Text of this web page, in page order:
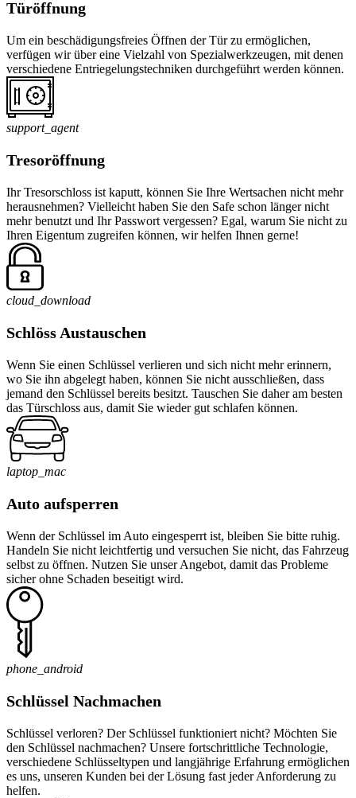
Türöffnung
Um ein beschädigungsfreies Öffnen der Tür zu ermöglichen,
verfügen wir über eine Vielzahl von Spezialwerkzeugen, mit denen
verschiedene Entriegelungstechniken durchgeführt werden können.
support_agent
Tresoröffnung
Ihr Tresorschloss ist kaputt, können Sie Ihre Wertsachen nicht mehr
herausnehmen? Vielleicht haben Sie den Safe schon länger nicht
mehr benutzt und Ihr Passwort vergessen? Egal, warum Sie nicht zu
Ihren Eigentum zugreifen können, wir helfen Ihnen gerne!
cloud_download
Schlöss Austauschen
Wenn Sie einen Schlüssel verlieren und sich nicht mehr erinnern,
wo Sie ihn abgelegt haben, können Sie nicht ausschließen, dass
jemand den Schlüssel bereits besitzt. Tauschen Sie daher am besten
das Türschloss aus, damit Sie wieder gut schlafen können.
laptop_mac
Auto aufsperren
Wenn der Schlüssel im Auto eingesperrt ist, bleiben Sie bitte ruhig.
Handeln Sie nicht leichtfertig und versuchen Sie nicht, das Fahrzeug
selbst zu öffnen. Nutzen Sie unser Angebot, damit das Probleme
sicher ohne Schaden beseitigt wird.
phone_android
Schlüssel Nachmachen
Schlüssel verloren? Der Schlüssel funktioniert nicht? Möchten Sie
den Schlüssel nachmachen? Unsere fortschrittliche Technologie,
verschiedene Schlüsseltypen und langjährige Erfahrung ermöglichen
es uns, unseren Kunden bei der Lösung fast jeder Anforderung zu
helfen.